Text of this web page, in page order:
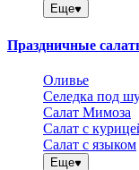
Еще
Праздничные
Оливье
Селедка под
Салат Мимоза
Салат с
Салат с языком
Еще